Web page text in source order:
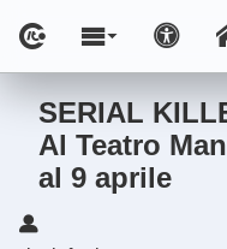
SERIAL
Al Teatro
al 9 aprile